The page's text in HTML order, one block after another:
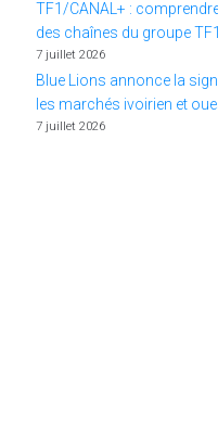
TF1/CANAL+ :
des chaînes du groupe
7 juillet 2026
Blue Lions annonce la
les marchés ivoirien et
7 juillet 2026